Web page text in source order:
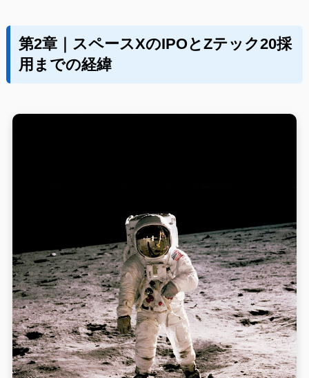
第2章｜スペースXのIPOとZテック20採
用までの経緯